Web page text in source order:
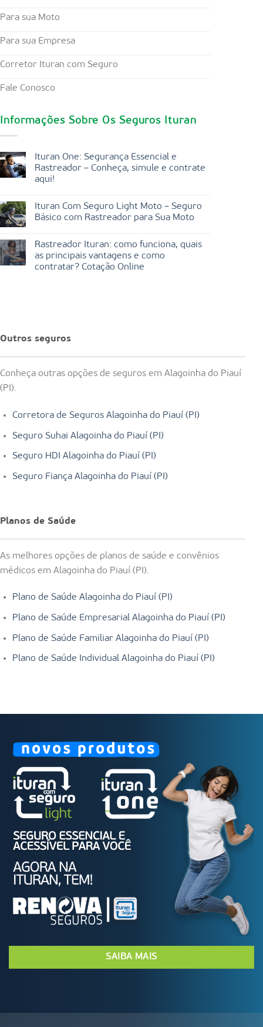
Para sua Moto
Para sua Empresa
Corretor Ituran com Seguro
Fale Conosco
Informações Sobre Os Seguros Ituran
Ituran One: Segurança Essencial e
Rastreador – Conheça, simule e contrate
aqui!
Ituran Com Seguro Light Moto – Seguro
Básico com Rastreador para Sua Moto
Rastreador Ituran: como funciona, quais
as principais vantagens e como
contratar? Cotação Online
Outros seguros
Conheça outras opções de seguros em Alagoinha do Piauí
(PI).
Corretora de Seguros Alagoinha do Piauí (PI)
Seguro Suhai Alagoinha do Piauí (PI)
Seguro HDI Alagoinha do Piauí (PI)
Seguro Fiança Alagoinha do Piauí (PI)
Planos de Saúde
As melhores opções de planos de saúde e convênios
médicos em Alagoinha do Piauí (PI).
Plano de Saúde Alagoinha do Piauí (PI)
Plano de Saúde Empresarial Alagoinha do Piauí (PI)
Plano de Saúde Familiar Alagoinha do Piauí (PI)
Plano de Saúde Individual Alagoinha do Piauí (PI)
SAIBA MAIS